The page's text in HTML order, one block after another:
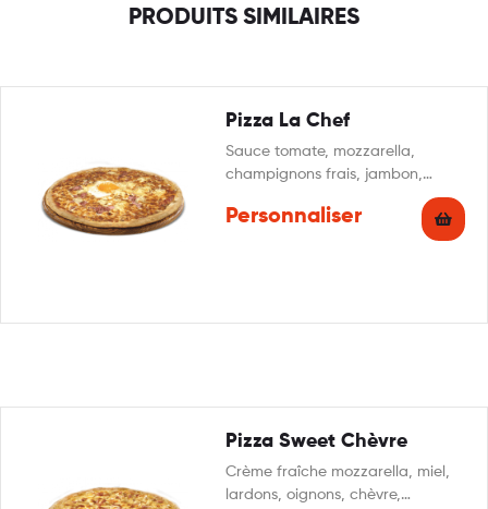
PRODUITS SIMILAIRES
Pizza La Chef
Sauce tomate, mozzarella,
champignons frais, jambon,
pommes de terre, oeuf, crème
fraîche
Personnaliser
Pizza Sweet Chèvre
Crème fraîche mozzarella, miel,
lardons, oignons, chèvre,